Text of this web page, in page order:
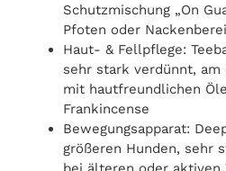
Schutzmischung „On
Pfoten oder
Haut- & Fellpflege:
sehr stark verdünnt, am
mit hautfreundlichen
Frankincense
Bewegungsapparat:
größeren Hunden, sehr